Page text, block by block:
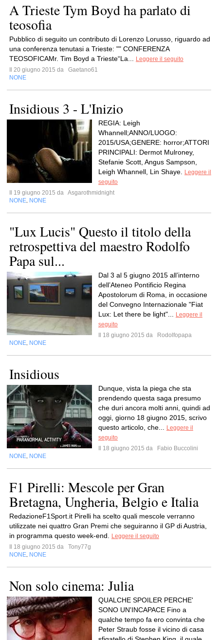
A Trieste Tym Boyd ha parlato di
teosofia
Pubblico di seguito un contributo di Lorenzo Lorusso, riguardo ad
una conferenza tenutasi a Trieste: "" CONFERENZA
TEOSOFICAMr. Tim Boyd a Trieste“La...
Leggere il seguito
Il 20 giugno 2015 da
Gaetano61
NONE
Insidious 3 - L'Inizio
REGIA: Leigh
Whannell;ANNO/LUOGO:
2015/USA;GENERE: horror;ATTORI
PRINCIPALI: Dermot Mulroney,
Stefanie Scott, Angus Sampson,
Leigh Whannell, Lin Shaye.
Leggere il
seguito
Il 19 giugno 2015 da Asgarothmidnight
NONE NONE
"Lux Lucis" Questo il titolo della
retrospettiva del maestro Rodolfo
Papa sul...
Dal 3 al 5 giugno 2015 all’interno
dell’Ateneo Pontificio Regina
Apostolorum di Roma, in occasione
del Convegno Internazionale "Fiat
Lux: Let there be light"...
Leggere il
seguito
Il 18 giugno 2015 da
Rodolfopapa
NONE NONE
Insidious
Dunque, vista la piega che sta
prendendo questa saga presumo
che duri ancora molti anni, quindi ad
oggi, giorno 18 giugno 2015, scrivo
questo articolo, che...
Leggere il
seguito
Il 18 giugno 2015 da
Fabio Buccolini
NONE NONE
F1 Pirelli: Mescole per Gran
Bretagna, Ungheria, Belgio e Italia
RedazioneF1Sport.it Pirelli ha scelto quali mescole verranno
utilizzate nei quattro Gran Premi che seguiranno il GP di Austria,
in programma questo week-end.
Leggere il seguito
Il 18 giugno 2015 da
Tony77g
NONE NONE
Non solo cinema: Julia
QUALCHE SPOILER PERCHE'
SONO UN'INCAPACE Fino a
qualche tempo fa ero convinta che
Peter Straub fosse il vicino di casa